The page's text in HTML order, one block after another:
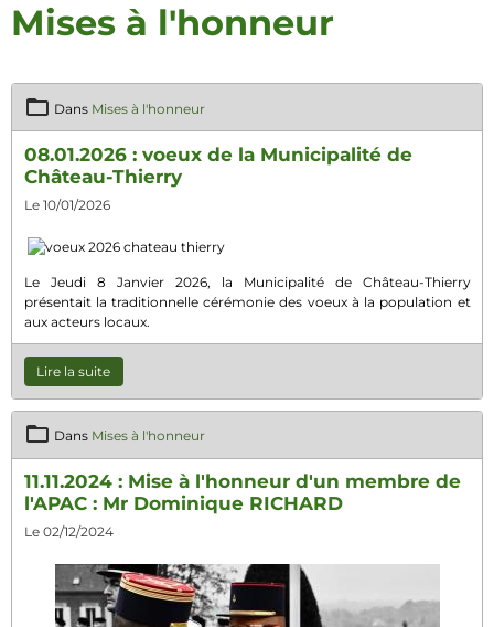
Mises à l'honneur
Dans Mises à l'honneur
08.01.2026 : voeux de la Municipalité de
Château-Thierry
Le 10/01/2026
Le Jeudi 8 Janvier 2026, la Municipalité de Château-Thierry
présentait la traditionnelle cérémonie des voeux à la population et
aux acteurs locaux.
Lire la suite
Dans Mises à l'honneur
11.11.2024 : Mise à l'honneur d'un membre de
l'APAC : Mr Dominique RICHARD
Le 02/12/2024